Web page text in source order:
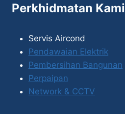
Perkhidmatan Kami
Servis Aircond
Pendawaian Elektrik
Pembersihan Bangunan
Perpaipan
Network & CCTV